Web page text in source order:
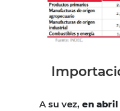
A su vez, en abril